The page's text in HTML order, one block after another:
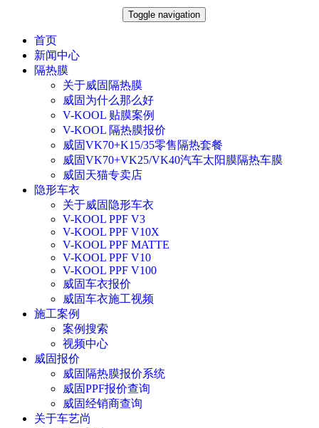
Toggle navigation
首页
新闻中心
隔热膜
关于威固隔热膜
威固为什么那么好
V-KOOL 贴膜案例
V-KOOL 隔热膜报价
威固VK70+K15/35零售隔热套餐
威固VK70+VK25/VK40汽车太阳膜隔热车膜
威固天猫专卖店
隐形车衣
关于威固隐形车衣
V-KOOL PPF V3
V-KOOL PPF V10X
V-KOOL PPF MATTE
V-KOOL PPF V10
V-KOOL PPF V100
威固车衣报价
威固车衣施工视频
施工案例
案例搜索
视频中心
威固报价
威固隔热膜报价系统
威固PPF报价查询
威固经销商查询
关于车艺尚